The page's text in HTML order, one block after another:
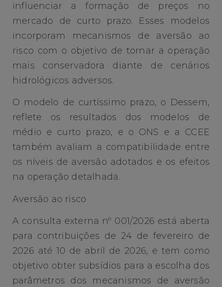
influenciar a formação de preços no
mercado de curto prazo. Esses modelos
incorporam mecanismos de aversão ao
risco com o objetivo de tornar a operação
mais conservadora diante de cenários
hidrológicos adversos.
O modelo de curtíssimo prazo, o Dessem,
reflete os resultados dos modelos de
médio e curto prazo, e o ONS e a CCEE
também avaliam a compatibilidade entre
os níveis de aversão adotados e os efeitos
na operação detalhada.
Aversão ao risco
A consulta externa nº 001/2026 está aberta
para contribuições de 24 de fevereiro de
2026 até 10 de abril de 2026, e tem como
objetivo obter subsídios para a escolha dos
parâmetros dos mecanismos de aversão